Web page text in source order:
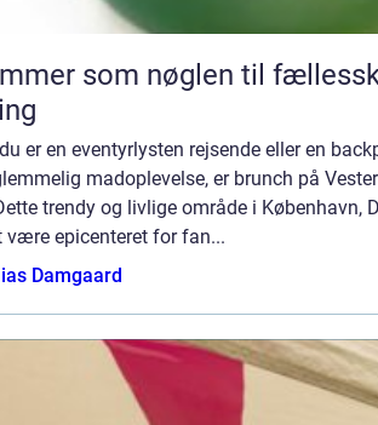
som nøglen til
er en eventyrlysten rejsende eller en
madoplevelse, er brunch på
trendy og livlige område i København,
være epicenteret for fan...
Damgaard